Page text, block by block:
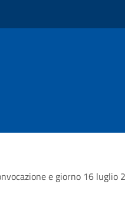
e giorno 16 luglio